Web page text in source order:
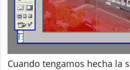
Cuando tengamos hecha la